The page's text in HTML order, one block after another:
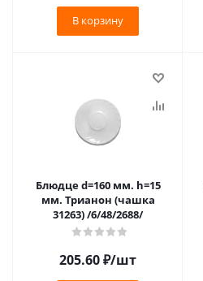
В корзину
Блюдце d=160 мм. h=15
мм. Трианон (чашка
31263) /6/48/2688/
205.60₽/шт